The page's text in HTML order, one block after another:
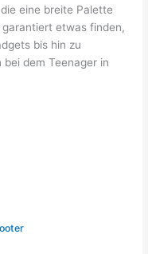
die eine breite Palette
etwas finden,
bis hin zu
dem Teenager in